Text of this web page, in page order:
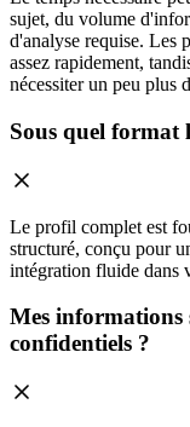
sujet, du volume
d'analyse requise. Les
assez rapidement,
nécessiter un peu plus
Sous quel format
Le profil complet est
structuré, conçu pour
intégration fluide dans
Mes informations
confidentiels ?